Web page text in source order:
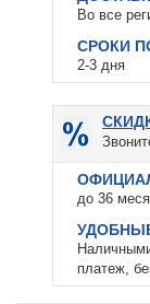
Во все
СРОКИ
2-3 дня
до 36
платеж,